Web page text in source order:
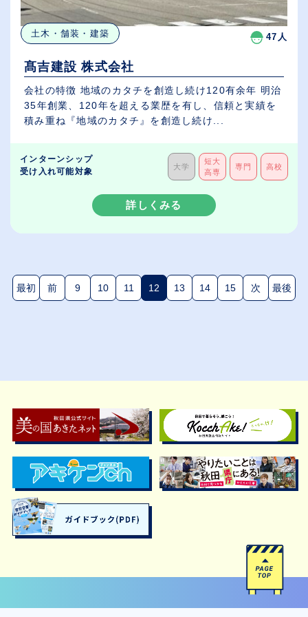
土木・舗装・建築 47人
髙吉建設 株式会社
会社の特徴 地域のカタチを創造し続け120有余年 明治
35年創業、120年を超える業歴を有し、信頼と実績を
積み重ね『地域のカタチ』を創造し続け...
インターンシップ
受け入れ可能対象
大学
短大
高専
専門 高校
詳しくみる
最初 前 9 10 11 12(現在のページ)
13 14 15 次 最後